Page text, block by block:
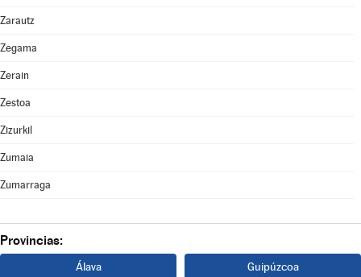
Zarautz
Zegama
Zerain
Zestoa
Zizurkil
Zumaia
Zumarraga
Provincias:
Álava Guipúzcoa